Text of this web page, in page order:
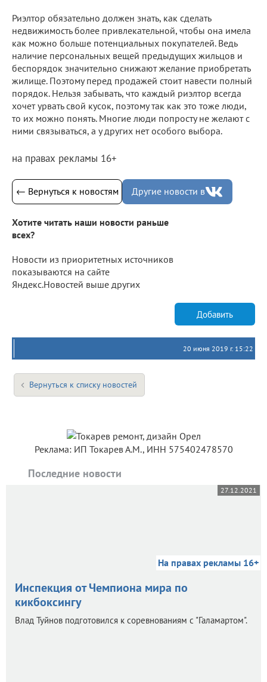
Риэлтор обязательно должен знать, как сделать
недвижимость более привлекательной, чтобы она имела
как можно больше потенциальных покупателей. Ведь
наличие персональных вещей предыдущих жильцов и
беспорядок значительно снижают желание приобретать
жилище. Поэтому перед продажей стоит навести полный
порядок. Нельзя забывать, что каждый риэлтор всегда
хочет урвать свой кусок, поэтому так как это тоже люди,
то их можно понять. Многие люди попросту не желают с
ними связываться, а у других нет особого выбора.
на правах рекламы 16+
← Вернуться к новостям Другие новости в
Хотите читать наши новости раньше
всех?
Новости из приоритетных источников
показываются на сайте
Яндекс.Новостей выше других
Добавить
20 июня 2019 г. 15:22
Вернуться к списку новостей
Реклама: ИП Токарев А.М., ИНН 575402478570
Последние новости
27.12.2021
На правах рекламы 16+
Инспекция от Чемпиона мира по
кикбоксингу
Влад Туйнов подготовился к соревнованиям с "Галамартом".